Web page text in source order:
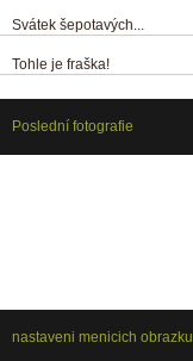
Svátek šepotavých...
Tohle je fraška!
Poslední fotografie
nastaveni menicich obrazku